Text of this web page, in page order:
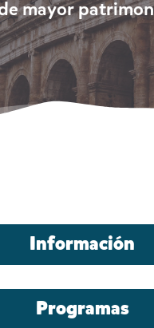
mayor
Información
Programas